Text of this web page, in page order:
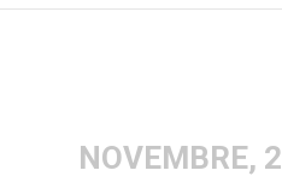
NOVEMBRE,